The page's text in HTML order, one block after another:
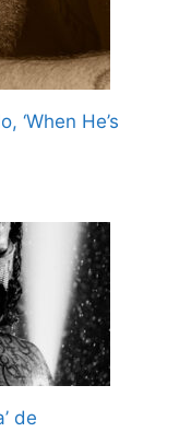
‘When He’s
de